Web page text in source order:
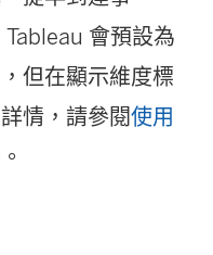
會預設為
但在顯示維度標
情，請參閱使用
。